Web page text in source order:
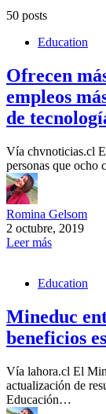
50 posts
Education
Ofrecen
empleos
de
Vía chvnoticias.cl
personas que ocho
Romina Gelsom
2 octubre, 2019
Leer más
Education
Mineduc
beneficios
Vía lahora.cl El
actualización de
Educación…